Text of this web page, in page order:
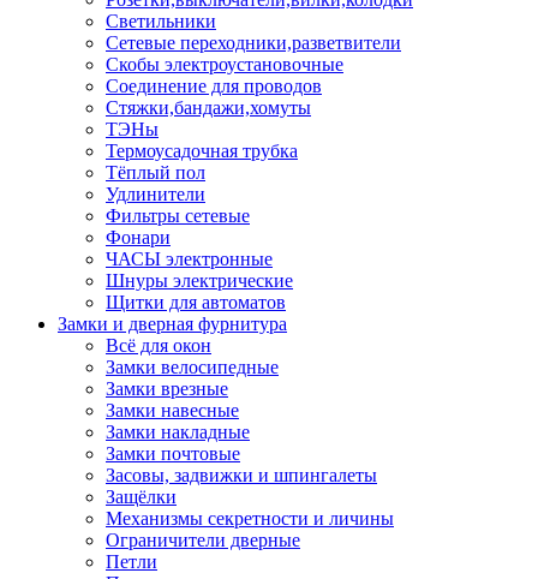
Светильники
Сетевые переходники,разветвители
Скобы электроустановочные
Соединение для проводов
Стяжки,бандажи,хомуты
ТЭНы
Термоусадочная трубка
Тёплый пол
Удлинители
Фильтры сетевые
Фонари
ЧАСЫ электронные
Шнуры электрические
Щитки для автоматов
Замки и дверная фурнитура
Всё для окон
Замки велосипедные
Замки врезные
Замки навесные
Замки накладные
Замки почтовые
Засовы, задвижки и шпингалеты
Защёлки
Механизмы секретности и личины
Ограничители дверные
Петли